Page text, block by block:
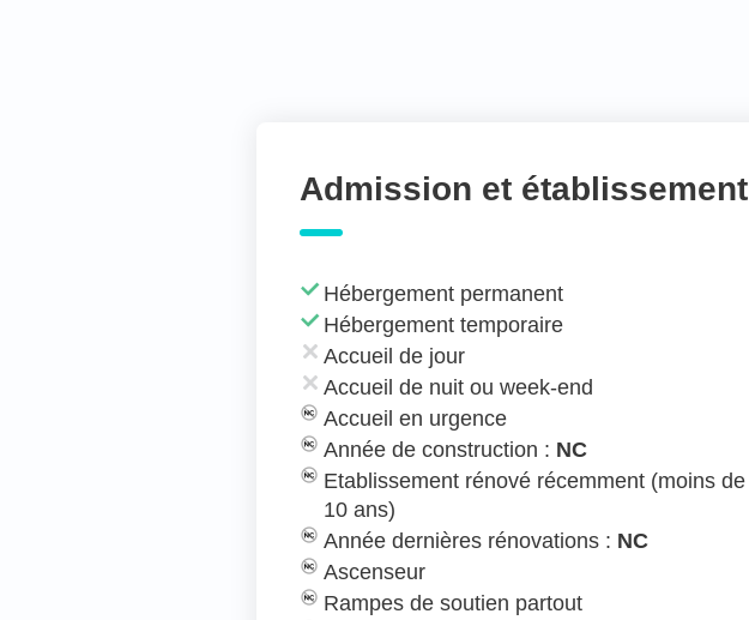
Admission et établissement
Hébergement permanent
Hébergement temporaire
Accueil de jour
Accueil de nuit ou week-end
Accueil en urgence
Année de construction : NC
Etablissement rénové récemment (moins de
10 ans)
Année dernières rénovations : NC
Ascenseur
Rampes de soutien partout